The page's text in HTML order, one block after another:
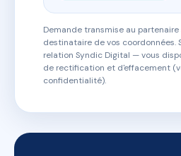
Demande transmise au
destinataire de vos coordonnées.
relation Syndic Digital — vous
de rectification et d'effacement
confidentialité).